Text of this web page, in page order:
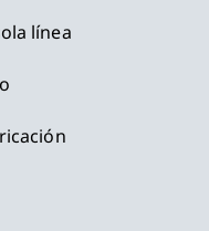
línea